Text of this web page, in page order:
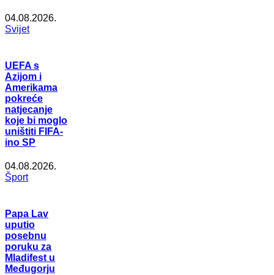
04.08.2026.
Svijet
UEFA s
Azijom i
Amerikama
pokreće
natjecanje
koje bi moglo
uništiti FIFA-
ino SP
04.08.2026.
Šport
Papa Lav
uputio
posebnu
poruku za
Mladifest u
Međugorju